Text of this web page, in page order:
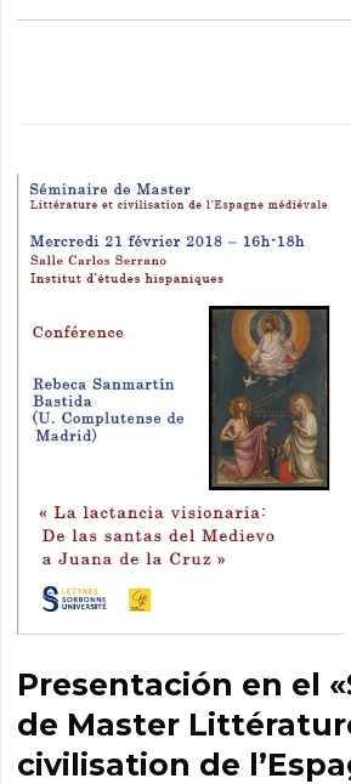
Presentación en el
de Master
civilisation de